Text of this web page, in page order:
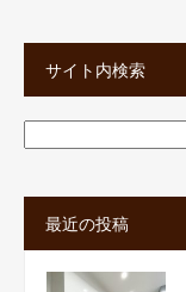
サイト内検索
検
索:
最近の投稿